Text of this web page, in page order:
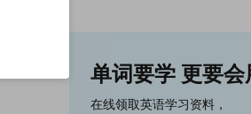
单词要学 更要会
在线领取英语学习资料，